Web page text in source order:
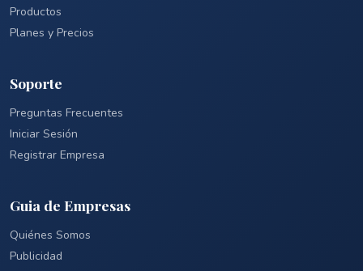
Productos
Planes y Precios
Soporte
Preguntas Frecuentes
Iniciar Sesión
Registrar Empresa
Guia de Empresas
Quiénes Somos
Publicidad